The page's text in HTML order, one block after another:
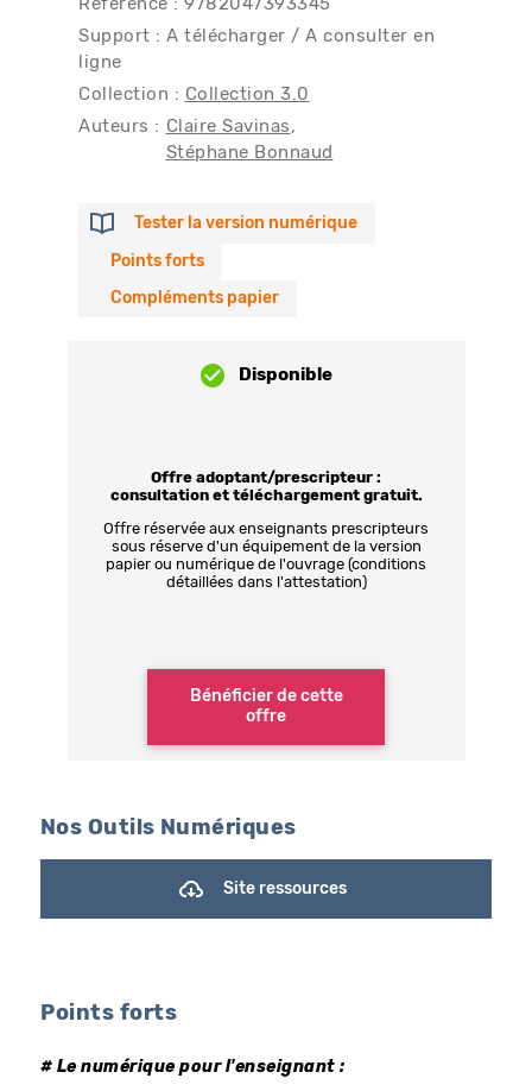
Référence : 9782047393345
Support : A télécharger / A consulter en
ligne
Collection : Collection 3.0
Auteurs : Claire Savinas
Stéphane Bonnaud
Tester la version numérique
Points forts
Compléments papier
Disponible
Offre adoptant/prescripteur :
consultation et téléchargement gratuit.
Offre réservée aux enseignants prescripteurs
sous réserve d'un équipement de la version
papier ou numérique de l'ouvrage (conditions
détaillées dans l'attestation)
Bénéficier de cette
offre
Nos Outils Numériques
Site ressources
Points forts
# Le numérique pour l'enseignant :